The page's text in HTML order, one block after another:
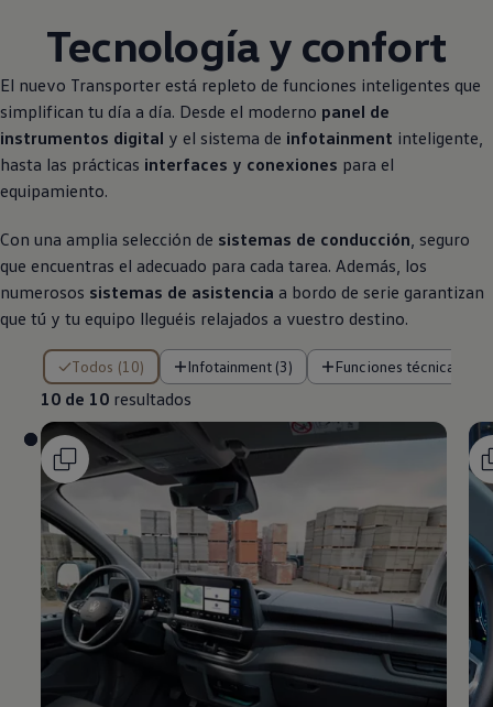
Tecnología y confort
El nuevo Transporter está repleto de funciones inteligentes que
simplifican tu día a día. Desde el moderno panel de
instrumentos digital y el sistema de infotainment inteligente,
hasta las prácticas interfaces y conexiones para el
equipamiento.
Con una amplia selección de sistemas de conducción , seguro
que encuentras el adecuado para cada tarea. Además, los
numerosos sistemas de asistencia a bordo de serie garantizan
que tú y tu equipo lleguéis relajados a vuestro destino.
Todos (10) Infotainment (3) Funciones técnicas (3)
10 de 10 resultados
10 de 10 resultados